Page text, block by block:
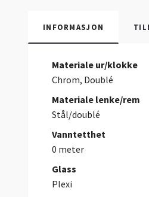
INFORMASJON
Materiale ur/klokke
Chrom, Doublé
Materiale lenke/rem
Stål/doublé
Vanntetthet
0 meter
Glass
Plexi